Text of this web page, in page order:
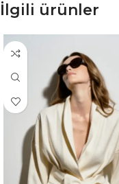
İlgili ürünler